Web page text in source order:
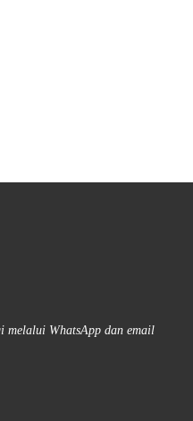
melalui WhatsApp dan email